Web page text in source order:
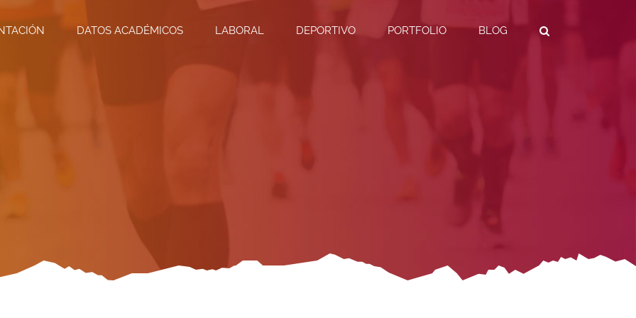
DATOS ACADÉMICOS LABORAL DEPORTIVO PORTFOLIO BLOG